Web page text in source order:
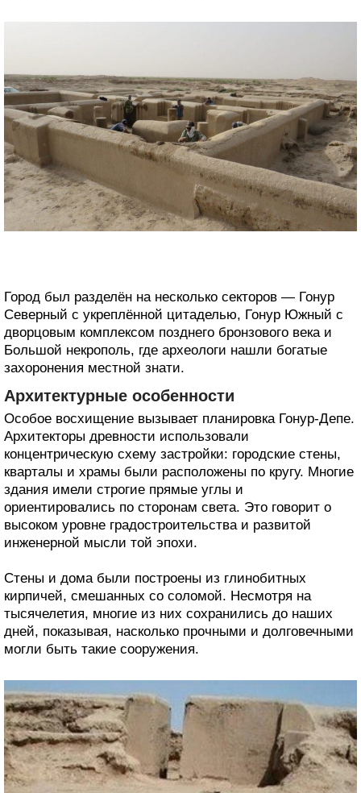
Город был разделён на несколько секторов — Гонур
Северный с укреплённой цитаделью, Гонур Южный с
дворцовым комплексом позднего бронзового века и
Большой некрополь, где археологи нашли богатые
захоронения местной знати.
Архитектурные особенности
Особое восхищение вызывает планировка Гонур-Депе.
Архитекторы древности использовали
концентрическую схему застройки: городские стены,
кварталы и храмы были расположены по кругу. Многие
здания имели строгие прямые углы и
ориентировались по сторонам света. Это говорит о
высоком уровне градостроительства и развитой
инженерной мысли той эпохи.
Стены и дома были построены из глинобитных
кирпичей, смешанных со соломой. Несмотря на
тысячелетия, многие из них сохранились до наших
дней, показывая, насколько прочными и долговечными
могли быть такие сооружения.